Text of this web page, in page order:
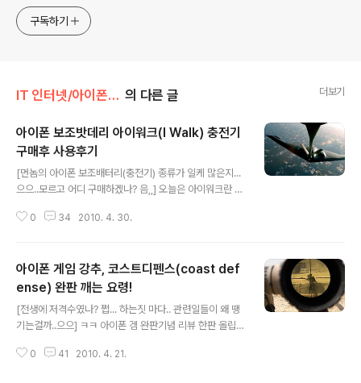
야~구독하기
IT 인터넷/아이폰(iPhone) 의 다른 글 더보기
아이폰 보조밧데리 아이워크(I Walk) 충전기
구매후 사용후기
[먼놈의 아이폰 보조배터리(충전기) 종류가 일케 많은지...
으으..모르고 어디 구매하겠나? 음,,] 오늘은 아이워크란 녀
구매하시면, 기본적으로 본인이 외부활동을 하는 동안, 밧
볼 경우, (8시간정도) 사람 기다리는 동안 게임좀 하고..(3
0여분 정도??) 비됴 좀 보고..(30분?정도?) 그리고, 틈틈
울려대는 멜 전송처리(대략 하루 60여통 내외)를 하다보
니... 저녁 7시쯤되면..........아이폰 밧데리 잔여량이 대략....
10%대 까지 내려옵니다. 즉... 저녁 7시 이후.. 회식(또는
저녁식사)이라도 하면서....
0 34 2010. 4. 30.
아이폰 게임 강추, 코스트디펜스(coast def
ense) 완판 깨는 요령!
[전생에 저격수였나? 쩝... 하는짓 마다.. 관련일들이 왜 땡
기는걸까..으으] ㅋㅋ 아이폰 겜 완판기념 리뷰 한판 올립니
한번 꽂힌 겜은 뽕을 뽑아야만... 직성이 풀리기때문에...ㅠ
0 41 2010. 4. 21.